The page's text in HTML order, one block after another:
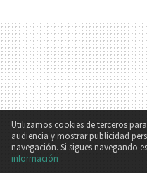
Utilizamos cookies de terceros
audiencia y mostrar publicidad
navegación. Si sigues navegando
información